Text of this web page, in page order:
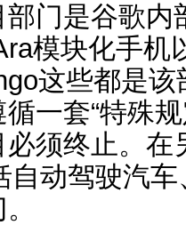
门是谷歌
模块化手机
这些都是
一套“特殊
须终止。
自动驾驶汽